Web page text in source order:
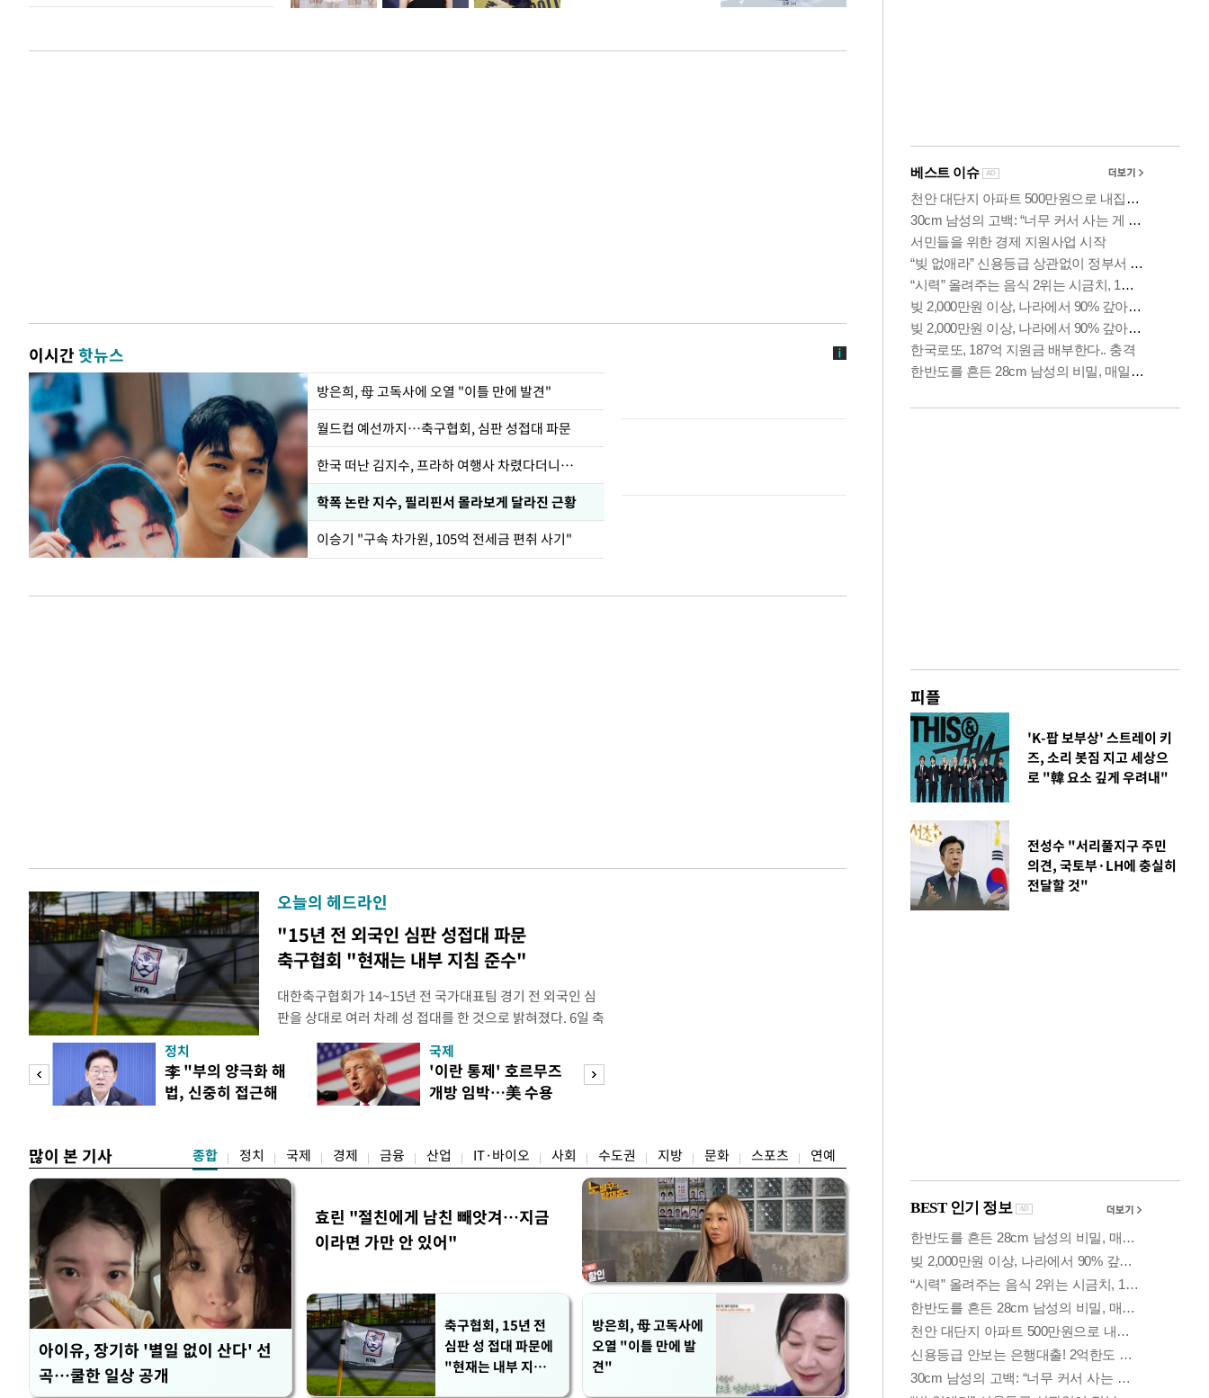
이시간핫뉴스
방은희, 母 고독사에 오열 "이틀 만에 발견"
월드컵 예선까지…축구협회, 심판 성접대 파문
한국 떠난 김지수, 프라하 여행사 차렸다더니…
학폭 논란 지수, 필리핀서 몰라보게 달라진 근황
이승기 "구속 차가원, 105억 전세금 편취 사기"
오늘의 헤드라인
"15년 전 외국인 심판 성접대 파문
축구협회 "현재는 내부 지침 준수"
대한축구협회가 14~15년 전 국가대표팀 경기 전 외국인 심
판을 상대로 여러 차례 성 접대를 한 것으로 밝혀졌다. 6일 축
구계에 따르면 국회의 한 의원실은 축구협회가 2011~2012
년 국제심판 10여 명에게 성 접대한 사실을 확인했다. 당시
축구협회는 외국인 심판과 감독관 등 10여 명에게 한 번에
수십만원에서 많게는 100만원이 넘는 돈을 성
정치
李 "부의 양극화 해
법, 신중히 접근해
국제
'이란 통제' 호르무즈
개방 임박…美 수용
많이 본 기사 종합 정치 국제 경제 금융 산업 IT·바이오 사회 수도권 지방 문화 스포츠 연예
아이유, 장기하 '별일 없이 산다' 선
곡…쿨한 일상 공개
효린 "절친에게 남친 빼앗겨…지금
이라면 가만 안 있어"
축구협회, 15년 전
심판 성 접대 파문에
"현재는 내부 지침
방은희, 母 고독사에
오열 "이틀 만에 발
견"
피플
'K-팝 보부상' 스트레이 키
즈, 소리 봇짐 지고 세상으
로 "韓 요소 깊게 우려내"
전성수 "서리풀지구 주민
의견, 국토부·LH에 충실히
전달할 것"